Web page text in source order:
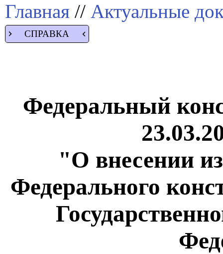
Главная // Актуальные
СПРАВКА
Федеральный
"О внесении
Федерального